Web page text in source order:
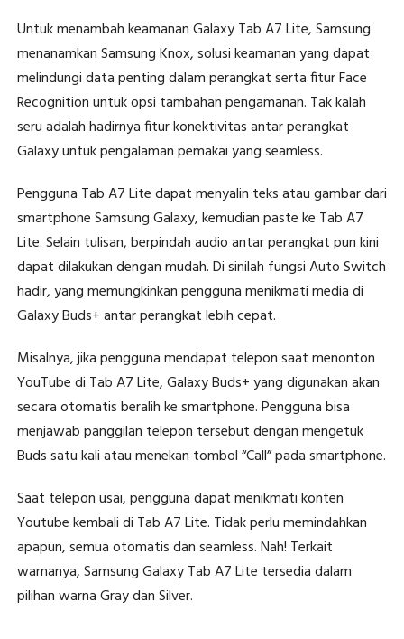
Untuk menambah keamanan Galaxy Tab A7 Lite, Samsung
menanamkan Samsung Knox, solusi keamanan yang dapat
melindungi data penting dalam perangkat serta fitur Face
Recognition untuk opsi tambahan pengamanan. Tak kalah
seru adalah hadirnya fitur konektivitas antar perangkat
Galaxy untuk pengalaman pemakai yang seamless.
Pengguna Tab A7 Lite dapat menyalin teks atau gambar dari
smartphone Samsung Galaxy, kemudian paste ke Tab A7
Lite. Selain tulisan, berpindah audio antar perangkat pun kini
dapat dilakukan dengan mudah. Di sinilah fungsi Auto Switch
hadir, yang memungkinkan pengguna menikmati media di
Galaxy Buds+ antar perangkat lebih cepat.
Misalnya, jika pengguna mendapat telepon saat menonton
YouTube di Tab A7 Lite, Galaxy Buds+ yang digunakan akan
secara otomatis beralih ke smartphone. Pengguna bisa
menjawab panggilan telepon tersebut dengan mengetuk
Buds satu kali atau menekan tombol “Call” pada smartphone.
Saat telepon usai, pengguna dapat menikmati konten
Youtube kembali di Tab A7 Lite. Tidak perlu memindahkan
apapun, semua otomatis dan seamless. Nah! Terkait
warnanya, Samsung Galaxy Tab A7 Lite tersedia dalam
pilihan warna Gray dan Silver.